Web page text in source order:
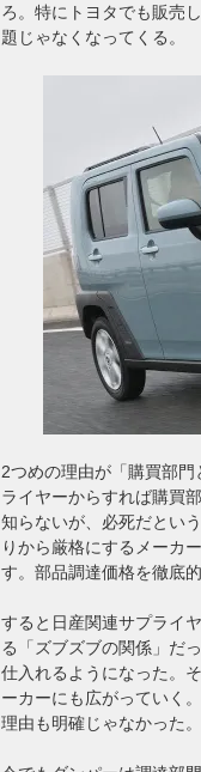
ろ。特にトヨタでも販売
題じゃなくなってくる。
2つめの理由が「購買部
ライヤーからすれば購買
知らないが、必死だとい
りから厳格にするメーカ
す。部品調達価格を徹底
すると日産関連サプライ
る「ズブズブの関係」だ
仕入れるようになった。
ーカーにも広がっていく
理由も明確じゃなかった。